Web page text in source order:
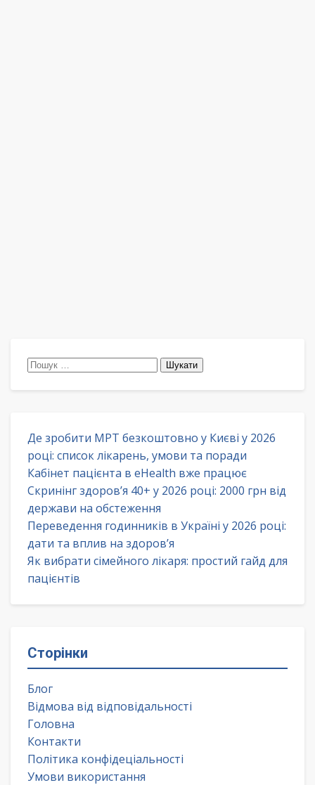
Пошук:
Де зробити МРТ безкоштовно у Києві у 2026
році: список лікарень, умови та поради
Кабінет пацієнта в eHealth вже працює
Скринінг здоров’я 40+ у 2026 році: 2000 грн від
держави на обстеження
Переведення годинників в Україні у 2026 році:
дати та вплив на здоров’я
Як вибрати сімейного лікаря: простий гайд для
пацієнтів
Сторінки
Блог
Відмова від відповідальності
Головна
Контакти
Політика конфідеціальності
Умови використання